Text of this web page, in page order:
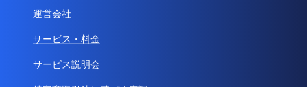
運営会社
サービス・料金
サービス説明会